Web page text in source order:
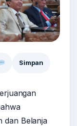
Simpan
dan Belanja